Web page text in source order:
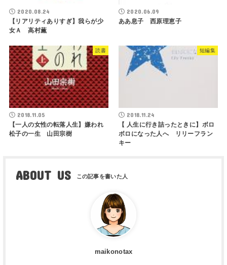
2020.08.24
【リアリティありすぎ】我らが少
女Ａ 高村薫
2020.06.09
ああ息子 西原理恵子
読書
2018.11.05
【一人の女性の転落人生】嫌われ
松子の一生 山田宗樹
短編集
2018.11.24
【 人生に行き詰ったときに】ボロ
ボロになった人へ リリーフラン
キー
ABOUT US
maikonotax